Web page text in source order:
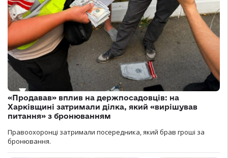
«Продавав» вплив на держпосадовців: на
Харківщині затримали ділка, який «вирішував
питання» з бронюванням
Правоохоронці затримали посередника, який брав гроші за
бронювання.